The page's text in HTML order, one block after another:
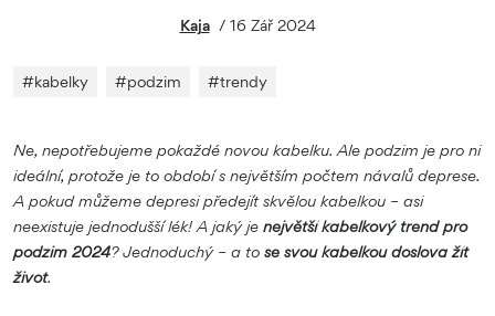
Kaja / 16 Zář 2024
#kabelky #podzim #trendy
Ne, nepotřebujeme pokaždé novou kabelku. Ale podzim je pro ni
ideální, protože je to období s největším počtem návalů deprese.
A pokud můžeme depresi předejít skvělou kabelkou – asi
neexistuje jednodušší lék! A jaký je největší kabelkový trend pro
podzim 2024? Jednoduchý – a to se svou kabelkou doslova žít
život.